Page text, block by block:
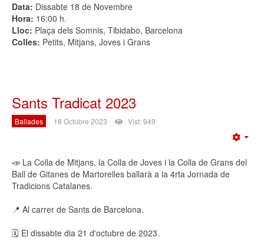
Data: Dissabte 18 de Novembre
Hora: 16:00 h.
Lloc: Plaça dels Somnis, Tibidabo, Barcelona
Colles: Petits, Mitjans, Joves i Grans
Sants Tradicat 2023
Ballades 18 Octubre 2023 Vist: 949
📣 La Colla de Mitjans, la Colla de Joves i la Colla de Grans del
Ball de Gitanes de Martorelles ballarà a la 4rta Jornada de
Tradicions Catalanes.
📍 Al carrer de Sants de Barcelona.
🗓️ El dissabte dia 21 d'octubre de 2023.